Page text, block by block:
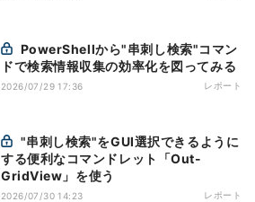
ドで検索情報収集の効率化を図ってみる
2026/07/29 17:36 レポート
する便利なコマンドレット「Out-
GridView」を使う
2026/07/30 14:23 レポート